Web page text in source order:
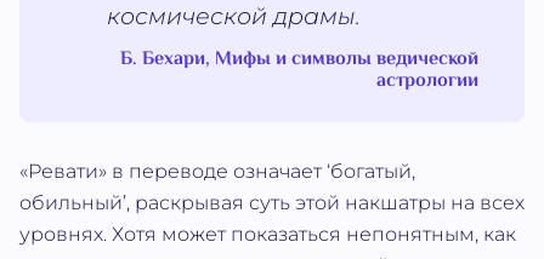
космической драмы.
Б. Бехари, Мифы и символы ведической
астрологии
«Ревати» в переводе означает ‘богатый,
обильный’, раскрывая суть этой накшатры на всех
уровнях. Хотя может показаться непонятным, как